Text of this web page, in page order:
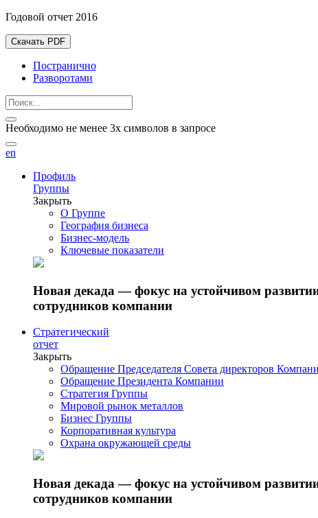
Годовой отчет 2016
Скачать PDF
Постранично
Разворотами
Необходимо не менее 3х символов в запросе
en
Профиль
Группы
Закрыть
О Группе
География бизнеса
Бизнес-модель
Ключевые показатели
Новая декада — фокус на устойчивом
сотрудников компании
Стратегический
отчет
Закрыть
Обращение Председателя Совета директоров
Обращение Президента Компании
Стратегия Группы
Мировой рынок металлов
Бизнес Группы
Корпоративная культура
Охрана окружающей среды
Новая декада — фокус на устойчивом
сотрудников компании